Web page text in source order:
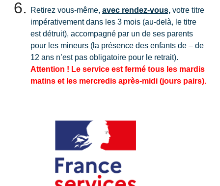
Retirez vous-même, avec rendez-vous,votre titre
impérativement dans les 3 mois (au-delà, le titre
est détruit), accompagné par un de ses parents
pour les mineurs (la présence des enfants de – de
12 ans n’est pas obligatoire pour le retrait).
Attention ! Le service est fermé tous les mardis
matins et les mercredis après-midi (jours pairs).